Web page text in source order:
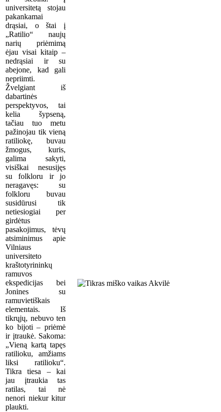
universitetą stojau
pakankamai
drąsiai, o štai į
„Ratilio“ naujų
narių priėmimą
ėjau visai kitaip –
nedrąsiai ir su
abejone, kad gali
nepriimti.
Žvelgiant iš
dabartinės
perspektyvos, tai
kelia šypseną,
tačiau tuo metu
pažinojau tik vieną
ratiliokę, buvau
žmogus, kuris,
galima sakyti,
visiškai nesusijęs
su folkloru ir jo
neragavęs: su
folkloru buvau
susidūrusi tik
netiesiogiai per
girdėtus
pasakojimus, tėvų
atsiminimus apie
Vilniaus
universiteto
kraštotyrininkų
ramuvos
ekspedicijas bei
Jonines su
ramuvietiškais
elementais. Iš
tikrųjų, nebuvo ten
ko bijoti – priėmė
ir įtraukė. Sakoma:
„Vieną kartą tapęs
ratilioku, amžiams
liksi ratilioku“.
Tikra tiesa – kai
jau įtraukia tas
ratilas, tai nė
nenori niekur kitur
plaukti.